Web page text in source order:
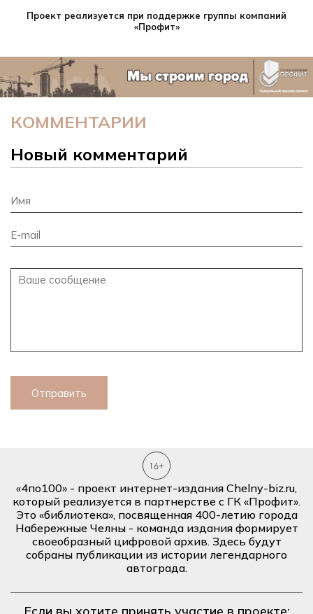
Проект реализуется при поддержке группы компаний
«Профит»
КОММЕНТАРИИ
Новый комментарий
Отправить
«4по100» - проект интернет-издания Chelny-biz.ru,
который реализуется в партнерстве с ГК «Профит».
Это «библиотека», посвященная 400-летию города
Набережные Челны - команда издания формирует
своеобразный цифровой архив. Здесь будут
собраны публикации из истории легендарного
автограда.